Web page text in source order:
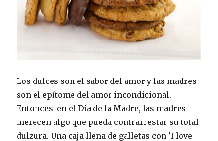
Los dulces son el sabor del amor y las madres
son el epítome del amor incondicional.
Entonces, en el Día de la Madre, las madres
merecen algo que pueda contrarrestar su total
dulzura. Una caja llena de galletas con 'I love